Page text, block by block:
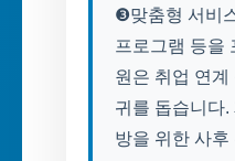
❸맞춤형 서비
프로그램 등을
원은 취업 연계
귀를 돕습니다.
방을 위한 사후